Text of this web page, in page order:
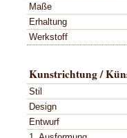
Maße
Erhaltung
Werkstoff
Kunstrichtung /
Stil
Design
Entwurf